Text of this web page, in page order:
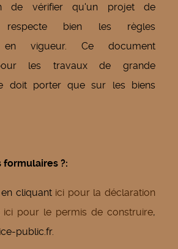
de vérifier qu'un projet de
respecte bien les règles
en vigueur. Ce document
les travaux de grande
doit porter que sur les biens
?:
cliquant ici pour la déclaration
ici pour le permis de construire,
public.fr.